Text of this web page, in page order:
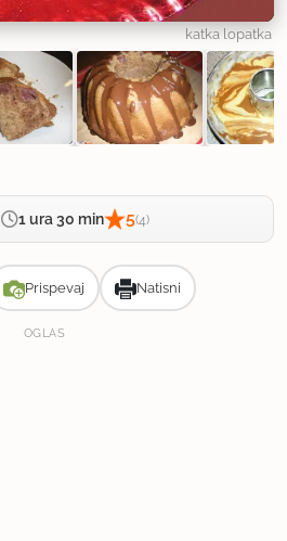
katka lopatka
1 ura 30 min 5(4)
Prispevaj Natisni
OGLAS